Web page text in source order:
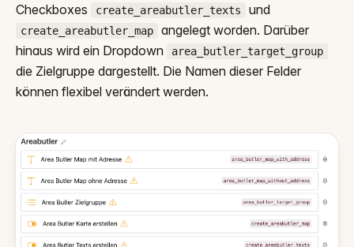
Checkboxes
create_areabutler_texts und
create_areabutler_map
angelegt worden. Darüber
hinaus wird ein Dropdown
area_butler_target_group
die Zielgruppe dargestellt. Die Namen dieser Felder
können flexibel verändert werden.